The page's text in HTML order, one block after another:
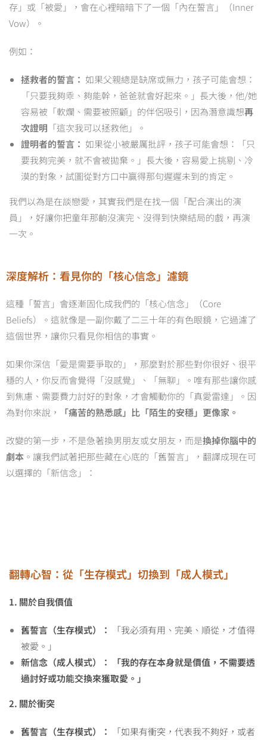
存」或「被愛」，會在心裡暗暗下了一個「內在誓言」（Inner
Vow）。
例如：
拯救者的誓言： 如果父親總是缺席或無力，孩子可能會想：
「只要我夠乖、夠能幹，爸爸就會好起來。」長大後，他/她
容易被「軟爛、需要被照顧」的伴侶吸引，因為潛意識想再
次證明 「這次我可以拯救他」。
證明者的誓言： 如果從小被嚴厲批評，孩子可能會想：「只
要我夠完美，就不會被拋棄。」長大後，容易愛上挑剔、冷
漠的對象，試圖從對方口中贏得那句遲遲未到的肯定。
我們以為是在談戀愛，其實我們是在找一個「配合演出的演
員」，好讓你把童年那齣沒演完、沒得到快樂結局的戲，再演
一次。
深度解析：看見你的「核心信念」濾鏡
這種「誓言」會逐漸固化成我們的「核心信念」（Core
Beliefs）。這就像是一副你戴了二三十年的有色眼鏡，它過濾了
這個世界，讓你只看見你相信的事實。
如果你深信「愛是需要爭取的」，那麼對於那些對你很好、很平
穩的人，你反而會覺得「沒感覺」、「無聊」。唯有那些讓你感
到焦慮、需要費力討好的對象，才會觸動你的「真愛雷達」。因
為對你來說，
「痛苦的熟悉感」比「陌生的安穩」更像家。
改變的第一步，不是急著換男朋友或女朋友，而是換掉你腦中的
劇本 。讓我們試著把那些藏在心底的「舊誓言」，翻譯成現在可
以選擇的「新信念」：
翻轉心智：從「生存模式」切換到「成人模式」
1. 關於自我價值
舊誓言（生存模式）：
「我必須有用、完美、順從，才值得
被愛。」
新信念（成人模式）：
「我的存在本身就是價值，不需要透
過討好或功能交換來獲取愛。」
2. 關於衝突
舊誓言（生存模式）： 「如果有衝突，代表我不夠好，或者